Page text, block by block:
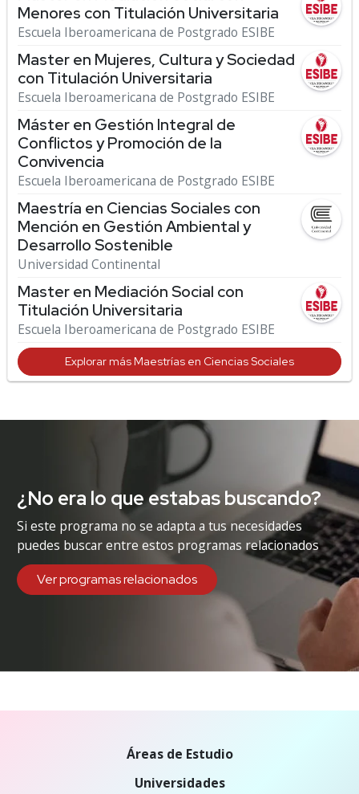
Menores con Titulación Universitaria
Escuela Iberoamericana de Postgrado ESIBE
Master en Mujeres, Cultura y Sociedad
con Titulación Universitaria
Escuela Iberoamericana de Postgrado ESIBE
Máster en Gestión Integral de
Conflictos y Promoción de la
Convivencia
Escuela Iberoamericana de Postgrado ESIBE
Maestría en Ciencias Sociales con
Mención en Gestión Ambiental y
Desarrollo Sostenible
Universidad Continental
Master en Mediación Social con
Titulación Universitaria
Escuela Iberoamericana de Postgrado ESIBE
Explorar más Maestrías en Ciencias Sociales
¿No era lo que estabas buscando?
Si este programa no se adapta a tus necesidades
puedes buscar entre estos programas relacionados
Ver programas relacionados
Áreas de Estudio
Universidades